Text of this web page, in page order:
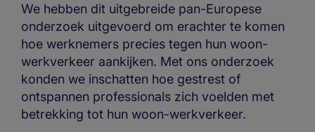
We hebben dit uitgebreide pan-Europese
onderzoek uitgevoerd om erachter te komen
hoe werknemers precies tegen hun woon-
werkverkeer aankijken. Met ons onderzoek
konden we inschatten hoe gestrest of
ontspannen professionals zich voelden met
betrekking tot hun woon-werkverkeer.